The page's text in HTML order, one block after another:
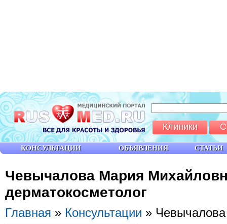
Чевычалова Мария
дерматокосметолог
Главная » Консультации »
КОНСУЛЬТАЦИИ ОБЪЯВЛЕНИЯ СТАТЬИ
Клиники